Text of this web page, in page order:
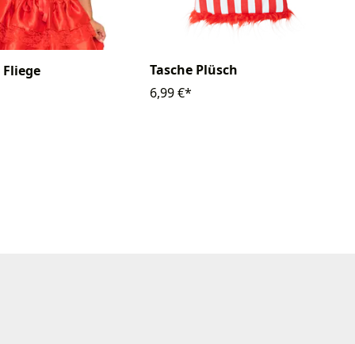
Tasche Plüsch
6,99 €*